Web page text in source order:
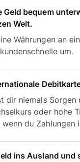
Geld bequem
Welt.
Währungen an
um.
dir niemals
oder hohe
wenn du Zahlungen
ins Ausland und